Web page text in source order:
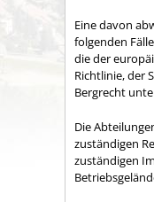
Eine davon
folgenden
die der
Richtlinie, der
Bergrecht
Die
zuständigen
zuständigen